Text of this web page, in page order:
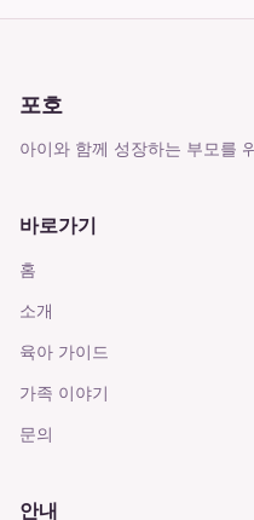
포호
아이와 함께 성장하는 부모를
바로가기
홈
소개
육아 가이드
가족 이야기
문의
안내